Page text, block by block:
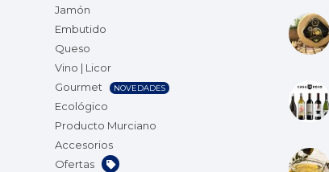
Jamón
Embutido
Queso
Vino | Licor
Gourmet
NOVEDADES
Ecológico
Producto Murciano
Accesorios
Ofertas